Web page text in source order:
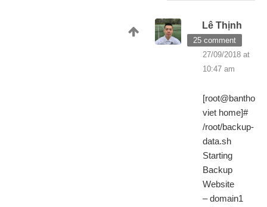
Lê Thịnh
25 comment
27/09/2018 at
10:47 am
[root@bantho
viet home]#
/root/backup-
data.sh
Starting
Backup
Website
– domain1